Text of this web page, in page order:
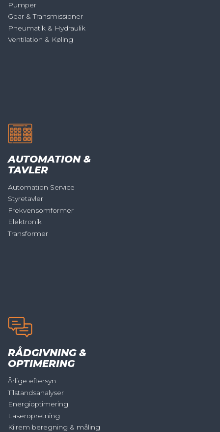
Pumper
Gear & Transmissioner
Pneumatik & Hydraulik
Ventilation & Køling
AUTOMATION &
TAVLER
Automation Service
Styretavler
Frekvensomformer
Elektronik
Transformer
RÅDGIVNING &
OPTIMERING
Årlige eftersyn
Tilstandsanalyser
Energioptimering
Laseropretning
Kilrem beregning & måling